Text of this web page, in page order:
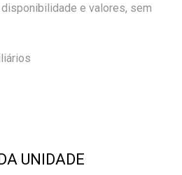
e valores, sem
UNIDADE